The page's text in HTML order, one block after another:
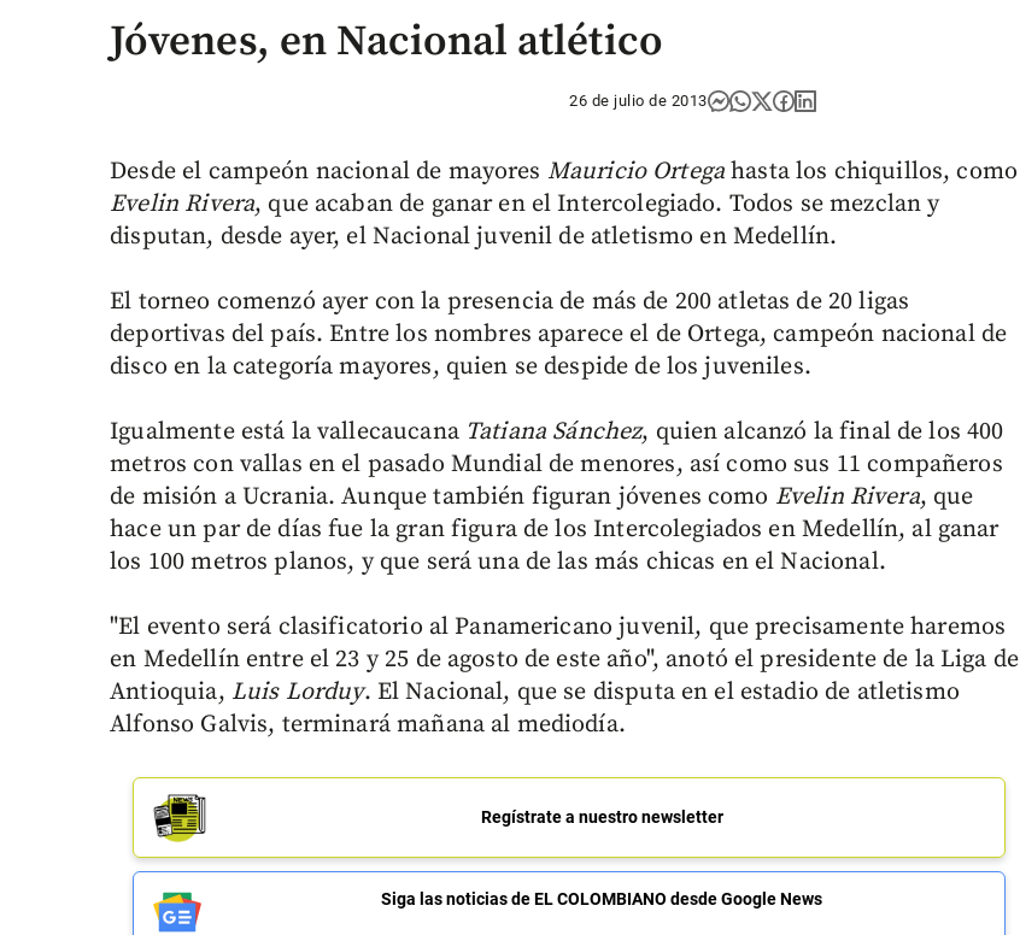
Jóvenes, en Nacional atlético
26 de julio de 2013
Desde el campeón nacional de mayores Mauricio Ortega hasta los chiquillos, como
Evelin Rivera, que acaban de ganar en el Intercolegiado. Todos se mezclan y
disputan, desde ayer, el Nacional juvenil de atletismo en Medellín.
El torneo comenzó ayer con la presencia de más de 200 atletas de 20 ligas
deportivas del país. Entre los nombres aparece el de Ortega, campeón nacional de
disco en la categoría mayores, quien se despide de los juveniles.
Igualmente está la vallecaucana Tatiana Sánchez, quien alcanzó la final de los 400
metros con vallas en el pasado Mundial de menores, así como sus 11 compañeros
de misión a Ucrania. Aunque también figuran jóvenes como Evelin Rivera, que
hace un par de días fue la gran figura de los Intercolegiados en Medellín, al ganar
los 100 metros planos, y que será una de las más chicas en el Nacional.
"El evento será clasificatorio al Panamericano juvenil, que precisamente haremos
en Medellín entre el 23 y 25 de agosto de este año", anotó el presidente de la Liga de
Antioquia, Luis Lorduy. El Nacional, que se disputa en el estadio de atletismo
Alfonso Galvis, terminará mañana al mediodía.
Regístrate a nuestro newsletter
Siga las noticias de EL COLOMBIANO desde Google News